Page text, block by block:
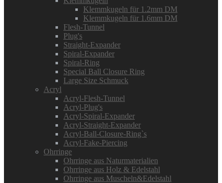
Klemmkugeln für 1.2mm DM
Klemmkugeln für 1.6mm DM
Flesh-Tunnel
Plug's
Straight-Expander
Spiral-Expander
Spiral-Ring
Special Ball Closure Ring
Large Size Schmuck
Acryl
Acryl-Flesh-Tunnel
Acryl-Plug's
Acryl-Spiral-Expander
Acryl-Straight-Expander
Acryl-Ball-Closure-Ring`s
Acryl-Fake-Piercing
Ohrringe
Ohrringe aus Naturmaterialien
Ohrringe aus Holz & Edelstahl
Ohrringe aus Muscheln&Edelstahl